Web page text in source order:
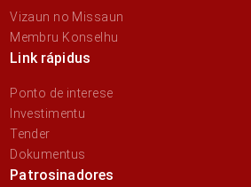
Vizaun no Missaun
Membru Konselhu
Link rápidus
Ponto de interese
Investimentu
Tender
Dokumentus
Patrosinadores